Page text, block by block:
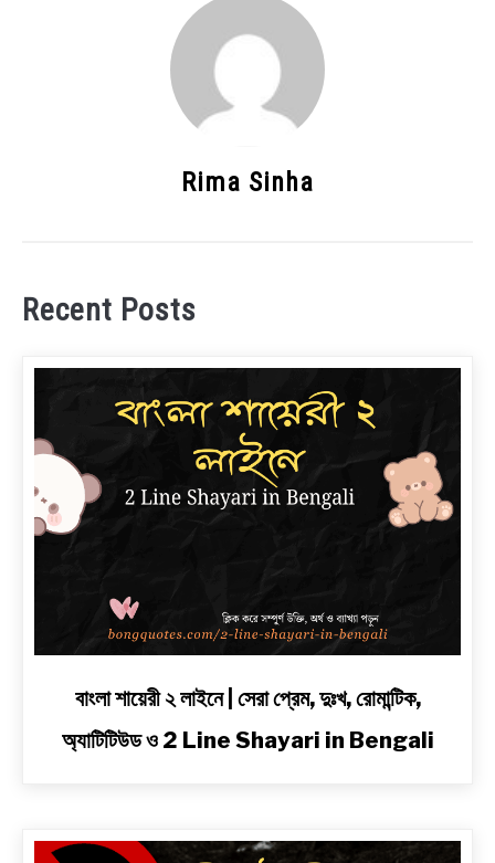
Rima Sinha
Recent Posts
বাংলা শায়েরী ২ লাইনে | সেরা প্রেম, দুঃখ, রোমান্টিক,
অ্যাটিটিউড ও 2 Line Shayari in Bengali